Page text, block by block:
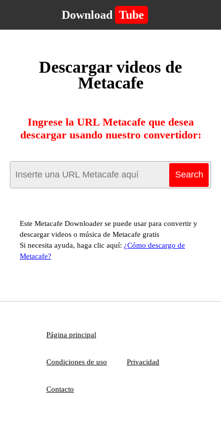
Download Tube
Descargar videos de
Metacafe
Ingrese la URL Metacafe que desea
descargar usando nuestro convertidor:
Este Metacafe Downloader se puede usar para convertir y
descargar videos o música de Metacafe gratis
Si necesita ayuda, haga clic aquí: ¿Cómo descargo de
Metacafe?
Página principal
Condiciones de uso Privacidad
Contacto